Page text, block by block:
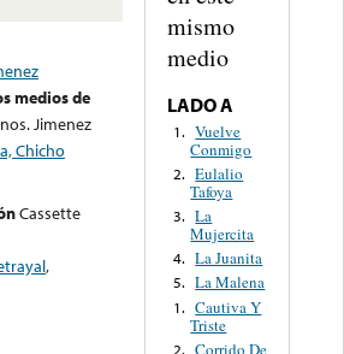
medios de
Jimenez
Chicho
Cassette
,
mismo
medio
LADO A
1. Vuelve
Conmigo
2. Eulalio
Tafoya
3. La
Mujercita
4. La Juanita
5. La Malena
1. Cautiva Y
Triste
2. Corrido De